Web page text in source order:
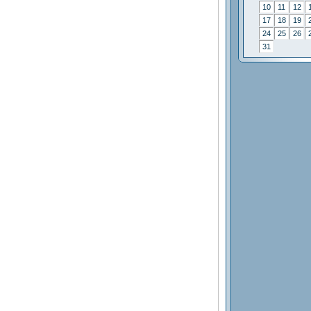
10
11 12
17
18 19
24
25 26
31